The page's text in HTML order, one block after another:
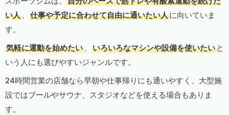
い人 、 仕事や予定に合わせて自由に通いたい人に向いていま
す。
気軽に運動を始めたい 、 いろいろなマシンや設備を使いたい と
いう人にも選びやすいジャンルです。
24時間営業の店舗なら早朝や仕事帰りにも通いやすく、大型施
設ではプールやサウナ、スタジオなどを使える場合もありま
す。